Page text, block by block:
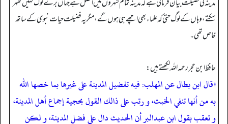
سکتے، وہاں کے لوگ حتی کہ علماء بھی اچھے ہی ہوں گے، مگر یہ فضیلت حیات نبوی کے ساتھ
خاص تھی۔
حافظ ابن حجر رحمہ اللہ لکھتے ہیں:
«قال ابن بطال عن المهلب: فيه تفضيل المدينة على غيرها بما خصها الله
به من أنها تنفي الخبث، و رتب على ذالك القول بحجية إجماع أهل المدينة،
و تعقب بقول ابن عبدالبر أن الحديث دال على فضل المدينة، و لكن